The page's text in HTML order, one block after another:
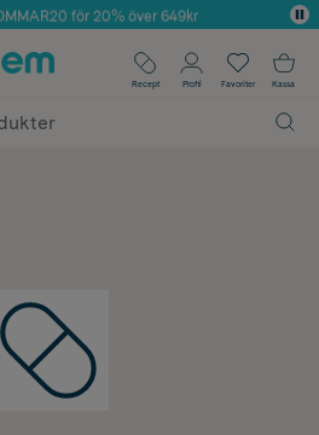
2025 inom Skönhet
för 20% över 649kr
✓ Fri frakt
på alla köp*
Recept Profil Favoriter Kassa